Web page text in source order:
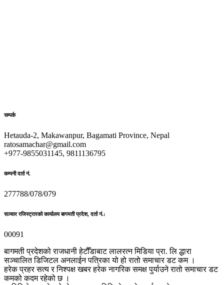
सम्पर्क
Hetauda-2, Makawanpur, Bagamati Province, Nepal
ratosamachar@gmail.com
+977-9855031145, 9811136795
कम्पनी दर्ता नं.
277788/078/079
सञ्चार रजिस्ट्रारको कार्यालय बागमती प्रदेश, दर्ता नं.:
00091
बागमती प्रदेशको राजधानी हेटौँडाबाट लालरत्न मिडिया प्रा. लि द्धारा
सञ्चालित डिजिटल अनलाईन पत्रिका यो हो रातो समाचार डट कम ।
हरेक प्रहर सत्य र निश्पक्ष खबर हरेक नागरिक समक्ष पुर्याउने रातो समाचार डट
कमको कदम रहेको छ ।